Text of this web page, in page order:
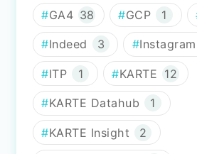
GA4 38 GCP 1
Indeed 3 Instagram
ITP 1 KARTE 12
KARTE Datahub 1
KARTE Insight 2